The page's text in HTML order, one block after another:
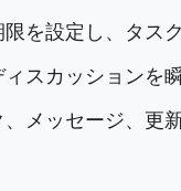
を設定し、タス
スカッションを
、メッセージ、更